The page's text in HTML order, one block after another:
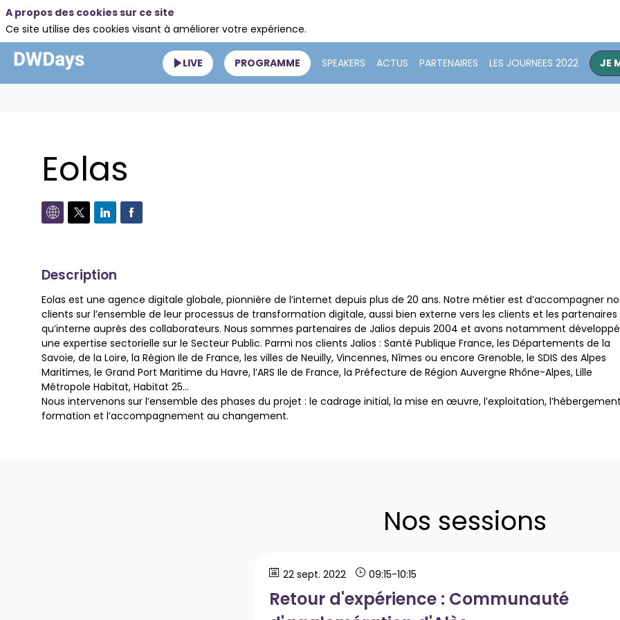
LIVE PROGRAMME SPEAKERS ACTUS PARTENAIRES LES JOURNEES 2022 JE
Eolas
Description
Eolas est une agence digitale globale, pionnière de l’internet depuis plus de 20 ans. Notre métier est d’accompagner
clients sur l’ensemble de leur processus de transformation digitale, aussi bien externe vers les clients et les partenaires
qu’interne auprès des collaborateurs. Nous sommes partenaires de Jalios depuis 2004 et avons notamment développé
une expertise sectorielle sur le Secteur Public. Parmi nos clients Jalios : Santé Publique France, les Départements de la
Savoie, de la Loire, la Région Ile de France, les villes de Neuilly, Vincennes, Nîmes ou encore Grenoble, le SDIS des Alpes
Maritimes, le Grand Port Maritime du Havre, l’ARS Ile de France, la Préfecture de Région Auvergne Rhône-Alpes, Lille
Métropole Habitat, Habitat 25…
Nous intervenons sur l’ensemble des phases du projet : le cadrage initial, la mise en œuvre, l’exploitation,
formation et l’accompagnement au changement.
Nos sessions
22 sept. 2022 09:15-10:15
Retour d'expérience : Communauté
A propos des cookies sur ce site
Ce site utilise des cookies visant à améliorer votre expérience.